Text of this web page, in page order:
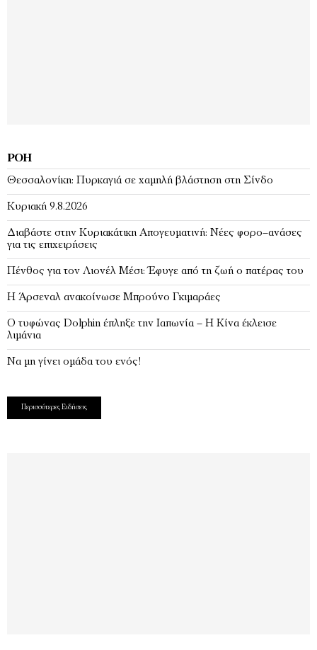
ΡΟΉ
Θεσσαλονίκη: Πυρκαγιά σε χαμηλή βλάστηση στη Σίνδο
Κυριακή 9.8.2026
Διαβάστε στην Κυριακάτικη Απογευματινή: Νέες φορο–ανάσες
για τις επιχειρήσεις
Πένθος για τον Λιονέλ Μέσι: Έφυγε από τη ζωή ο πατέρας του
Η Άρσεναλ ανακοίνωσε Μπρούνο Γκιμαράες
Ο τυφώνας Dolphin έπληξε την Ιαπωνία – H Κίνα έκλεισε
λιμάνια
Να μη γίνει ομάδα του ενός!
Περισσότερες Ειδήσεις